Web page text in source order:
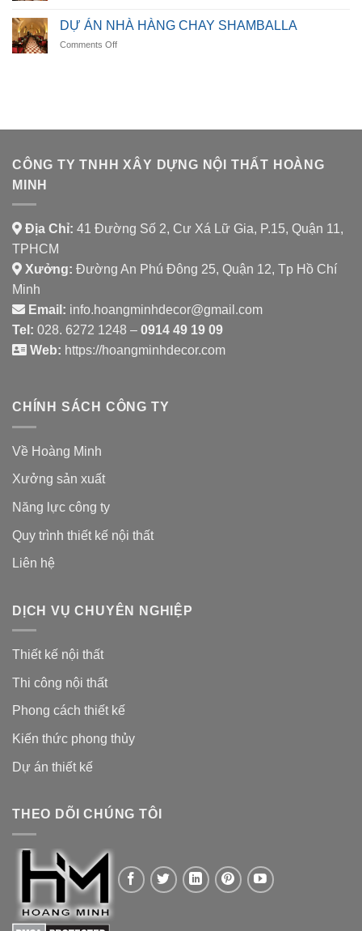
DINING
ÁN
NHÀ
HÀNG
DỰ ÁN NHÀ HÀNG CHAY SHAMBALLA
Comments Offon
CÔNG TY TNHH XÂY DỰNG NỘI THẤT HOÀNG
MINH
Địa Chỉ: 41 Đường Số 2, Cư Xá Lữ Gia, P.15, Quận 11,
TPHCM
Xưởng: Đường An Phú Đông 25, Quận 12, Tp Hồ Chí
Minh
Email: info.hoangminhdecor@gmail.com
Tel: 028. 6272 1248 – 0914 49 19 09
Web: https://hoangminhdecor.com
CHÍNH SÁCH CÔNG TY
Về Hoàng Minh
Xưởng sản xuất
Năng lực công ty
Quy trình thiết kế nội thất
Liên hệ
DỊCH VỤ CHUYÊN NGHIỆP
Thiết kế nội thất
Thi công nội thất
Phong cách thiết kế
Kiến thức phong thủy
Dự án thiết kế
THEO DÕI CHÚNG TÔI